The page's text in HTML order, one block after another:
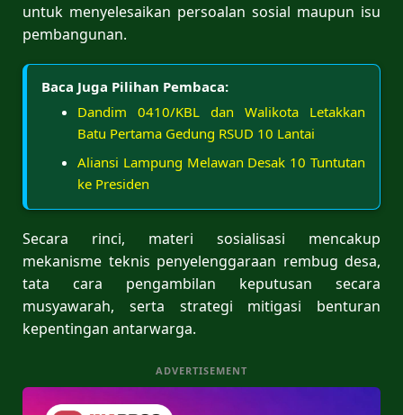
untuk menyelesaikan persoalan sosial maupun isu
pembangunan.
Baca Juga Pilihan Pembaca:
Dandim 0410/KBL dan Walikota Letakkan
Batu Pertama Gedung RSUD 10 Lantai
Aliansi Lampung Melawan Desak 10 Tuntutan
ke Presiden
Secara rinci, materi sosialisasi mencakup
mekanisme teknis penyelenggaraan rembug desa,
tata cara pengambilan keputusan secara
musyawarah, serta strategi mitigasi benturan
kepentingan antarwarga.
ADVERTISEMENT